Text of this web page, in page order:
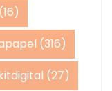
(16)
(316)
(27)